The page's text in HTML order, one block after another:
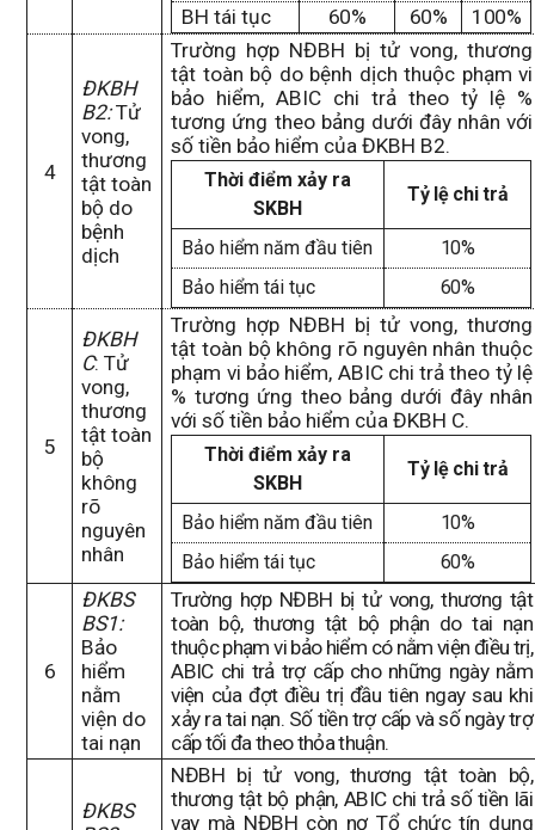
BH tái tục
60% 60% 100%
4
ĐKBH
B2:Tử
vong,
thương
tật toàn
bộ do
bệnh
dịch
Trường hợp NĐBH bị tử vong, thương
tật toàn bộ do bệnh dịch thuộc phạm vi
bảo hiểm, ABIC chi trả theo tỷ lệ %
tương ứng theo bảng dưới đây nhân với
số tiền bảo hiểm của ĐKBH B2.
Thời điểm xảy ra
SKBH
Tỷ lệ chi trả
Bảo hiểm năm đầu tiên
10%
Bảo hiểm tái tục
60%
5
ĐKBH
C: Tử
vong,
thương
tật toàn
bộ
không
rõ
nguyên
nhân
Trường hợp NĐBH bị tử vong, thương
tật toàn bộ không rõ nguyên nhân thuộc
phạm vi bảo hiểm, ABIC chi trả theo tỷ lệ
% tương ứng theo bảng dưới đây nhân
với số tiền bảo hiểm của ĐKBH C.
Thời điểm xảy ra
SKBH
Tỷ lệ chi trả
Bảo hiểm năm đầu tiên
10%
Bảo hiểm tái tục
60%
6
ĐKBS
BS1:
Bảo
hiểm
nằm
viện do
tai nạn
Trường hợp NĐBH bị tử vong, thương tật
toàn bộ, thương tật bộ phận do tai nạn
thuộc phạm vi bảo hiểm có nằm viện điều trị,
ABIC chi trả trợ cấp cho những ngày nằm
viện của đợt điều trị đầu tiên ngay sau khi
xảy ra tai nạn. Số tiền trợ cấp và số ngày trợ
cấp tối đatheo thỏa thuận.
ĐKBS
NĐBH bị tử vong, thương tật toàn bộ,
thương tật bộ phận, ABIC chi trả số tiền lãi
vay mà NĐBH còn nợ Tổ chức tín dụng